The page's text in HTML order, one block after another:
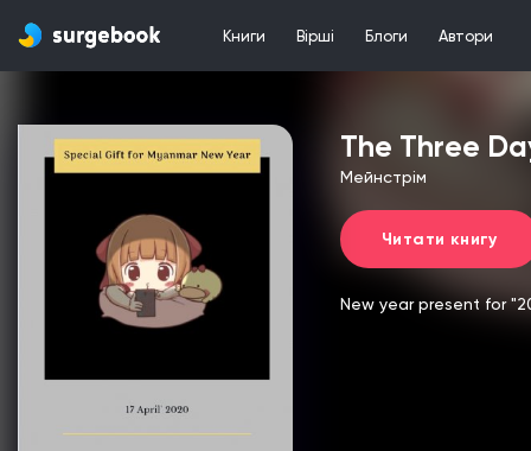
Книги Вірші Блоги Автори
The Three
Мейнстрім
Читати книгу
New year present for